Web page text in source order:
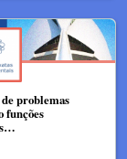
problemas
funções